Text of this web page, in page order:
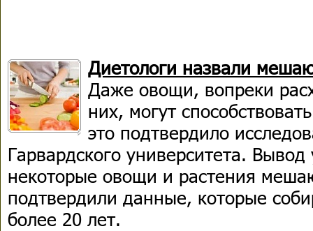
Диетологи назвали
Даже овощи, вопреки
них, могут
это подтвердило
Гарвардского университета.
некоторые овощи и растения
подтвердили данные, которые
более 20 лет.